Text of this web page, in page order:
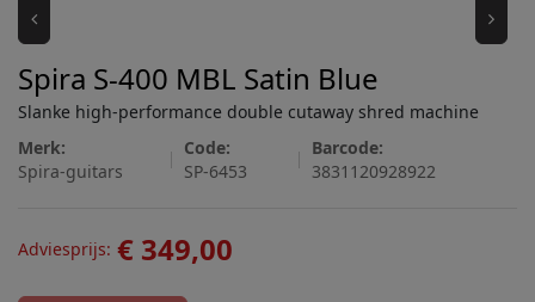
Spira S-400 MBL Satin Blue
Slanke high-performance double cutaway shred machine
Merk:
Spira-guitars
Code:
SP-6453
Barcode:
3831120928922
Adviesprijs: € 349,00